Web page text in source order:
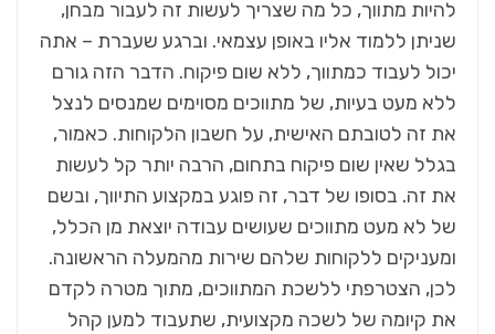
להיות מתווך, כל מה שצריך לעשות זה לעבור מבחן,
שניתן ללמוד אליו באופן עצמאי. וברגע שעברת – אתה
יכול לעבוד כמתווך, ללא שום פיקוח. הדבר הזה גורם
ללא מעט בעיות, של מתווכים מסוימים שמנסים לנצל
את זה לטובתם האישית, על חשבון הלקוחות. כאמור,
בגלל שאין שום פיקוח בתחום, הרבה יותר קל לעשות
את זה. בסופו של דבר, זה פוגע במקצוע התיווך, ובשם
של לא מעט מתווכים שעושים עבודה יוצאת מן הכלל,
ומעניקים ללקוחות שלהם שירות מהמעלה הראשונה.
לכן, הצטרפתי ללשכת המתווכים, מתוך מטרה לקדם
את קיומה של לשכה מקצועית, שתעבוד למען קהל